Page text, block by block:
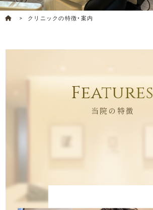
クリニックの特徴・案内
Features
当院の特徴